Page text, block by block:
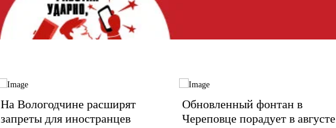
На Вологодчине расширят
запреты для иностранцев
Обновленный фонтан в
Череповце порадует в августе